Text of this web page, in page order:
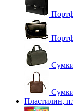
Пластилин,